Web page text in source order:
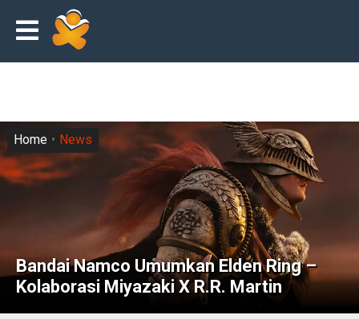
Bandai Namco Umumkan Elden Ring –
Kolaborasi Miyazaki X R.R. Martin
Home News